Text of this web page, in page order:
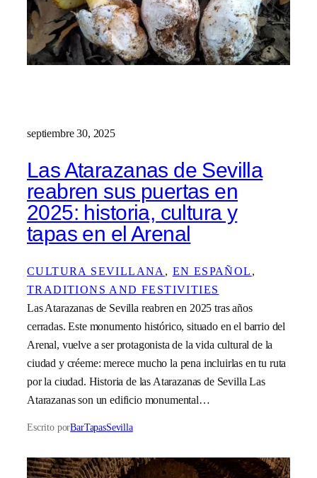
septiembre 30, 2025
Las Atarazanas de Sevilla
reabren sus puertas en
2025: historia, cultura y
tapas en el Arenal
CULTURA SEVILLANA, EN ESPAÑOL
TRADITIONS AND FESTIVITIES
Las Atarazanas de Sevilla reabren en 2025 tras años
cerradas. Este monumento histórico, situado en el barrio del
Arenal, vuelve a ser protagonista de la vida cultural de la
ciudad y créeme: merece mucho la pena incluirlas en tu ruta
por la ciudad. Historia de las Atarazanas de Sevilla Las
Atarazanas son un edificio monumental…
Escrito porBarTapasSevilla